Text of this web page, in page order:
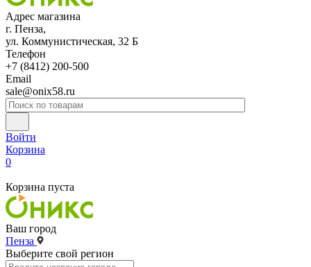
Адрес магазина
г. Пенза,
ул. Коммунистическая, 32 Б
Телефон
+7 (8412) 200-500
Email
sale@onix58.ru
Войти
Корзина
0
Корзина пуста
Ваш город
Пенза
Выберите свой регион